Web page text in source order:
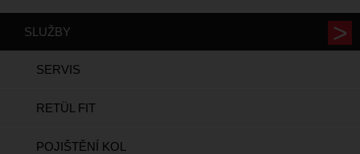
SLUŽBY
SERVIS
RETÜL FIT
POJIŠTĚNÍ KOL